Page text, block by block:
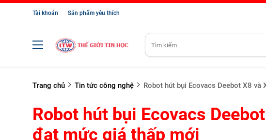
Tài khoản Sản phẩm yêu thích
Trang chủ Tin tức công nghệ Robot hút bụi Ecovacs Deebot X8
Robot hút bụi Ecovacs
đạt mức giá thấp mới